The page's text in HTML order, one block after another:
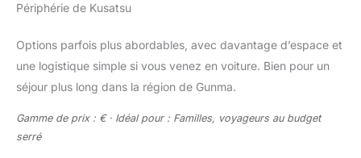
Périphérie de Kusatsu
Options parfois plus abordables, avec davantage d’espace et
une logistique simple si vous venez en voiture. Bien pour un
séjour plus long dans la région de Gunma.
Gamme de prix : € · Idéal pour : Familles, voyageurs au budget
serré